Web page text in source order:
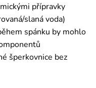
přípravky
slaná voda)
spánku by mohlo
šperkovnice bez